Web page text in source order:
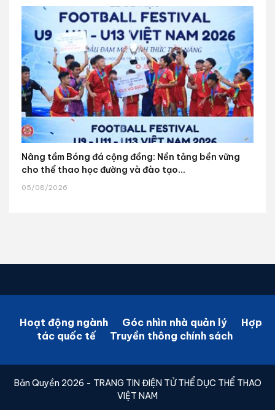
Nâng tầm Bóng đá cộng đồng: Nền tảng bền vững
cho thể thao học đường và đào tạo...
05/08/2026
Hoạt động ngành Góc nhìn nhà quản lý
Hợp
tác quốc tế
Truyền thông chính sách
Bản Quyền 2026 - TRANG TIN ĐIỆN TỬ THỂ DỤC THỂ THAO
VIỆT NAM